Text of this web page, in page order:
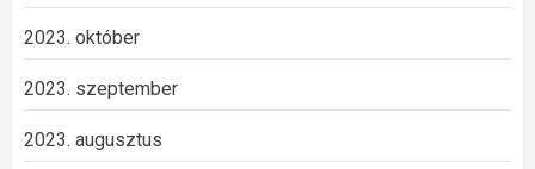
2023. október
2023. szeptember
2023. augusztus